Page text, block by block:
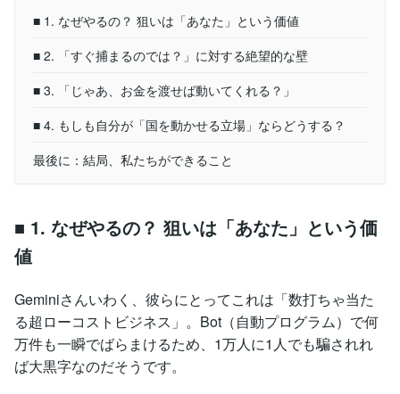
■ 1. なぜやるの？ 狙いは「あなた」という価値
■ 2. 「すぐ捕まるのでは？」に対する絶望的な壁
■ 3. 「じゃあ、お金を渡せば動いてくれる？」
■ 4. もしも自分が「国を動かせる立場」ならどうする？
最後に：結局、私たちができること
■ 1. なぜやるの？ 狙いは「あなた」という価
値
Geminiさんいわく、彼らにとってこれは「数打ちゃ当た
る超ローコストビジネス」。Bot（自動プログラム）で何
万件も一瞬でばらまけるため、1万人に1人でも騙されれ
ば大黒字なのだそうです。